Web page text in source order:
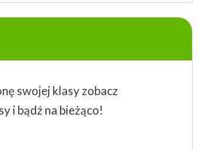
swojej klasy zobacz
i bądź na bieżąco!